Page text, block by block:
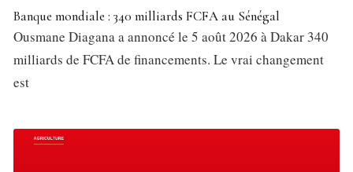
Banque mondiale : 340 milliards FCFA au Sénégal
Ousmane Diagana a annoncé le 5 août 2026 à Dakar 340
milliards de FCFA de financements. Le vrai changement
est